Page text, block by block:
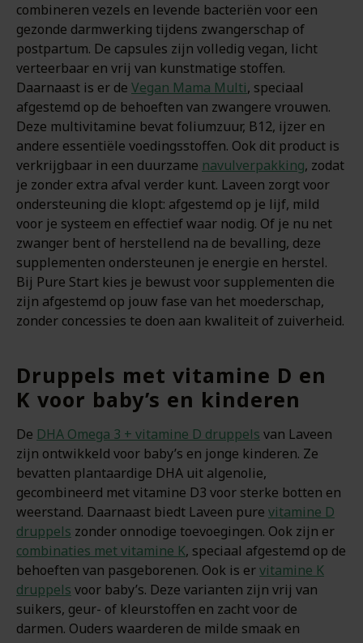
combineren vezels en levende bacteriën voor een
gezonde darmwerking tijdens zwangerschap of
postpartum. De capsules zijn volledig vegan, licht
verteerbaar en vrij van kunstmatige stoffen.
Daarnaast is er de Vegan Mama Multi, speciaal
afgestemd op de behoeften van zwangere vrouwen.
Deze multivitamine bevat foliumzuur, B12, ijzer en
andere essentiële voedingsstoffen. Ook dit product is
verkrijgbaar in een duurzame navulverpakking, zodat
je zonder extra afval verder kunt. Laveen zorgt voor
ondersteuning die klopt: afgestemd op je lijf, mild
voor je systeem en effectief waar nodig. Of je nu net
zwanger bent of herstellend na de bevalling, deze
supplementen ondersteunen je energie en herstel.
Bij Pure Start kies je bewust voor supplementen die
zijn afgestemd op jouw fase van het moederschap,
zonder concessies te doen aan kwaliteit of zuiverheid.
Druppels met vitamine D en
K voor baby’s en kinderen
De DHA Omega 3 + vitamine D druppels van Laveen
zijn ontwikkeld voor baby’s en jonge kinderen. Ze
bevatten plantaardige DHA uit algenolie,
gecombineerd met vitamine D3 voor sterke botten en
weerstand. Daarnaast biedt Laveen pure vitamine D
druppels zonder onnodige toevoegingen. Ook zijn er
combinaties met vitamine K, speciaal afgestemd op de
behoeften van pasgeborenen. Ook is ervitamine K
druppels voor baby’s. Deze varianten zijn vrij van
suikers, geur- of kleurstoffen en zacht voor de
darmen. Ouders waarderen de milde smaak en